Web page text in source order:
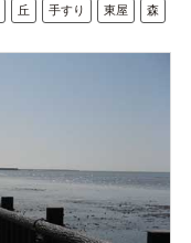
丘 手すり 東屋 森